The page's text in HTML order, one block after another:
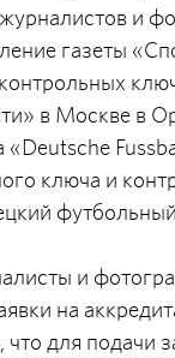
и
газеты
в Москве в
ключа и
и
на
для подачи